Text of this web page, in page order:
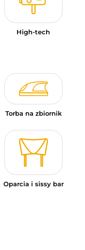
High-tech
Torba na zbiornik
Oparcia i sissy bar